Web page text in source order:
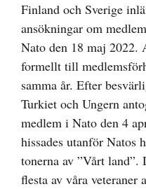
Finland och Sverige
ansökningar om
Nato den 18 maj 2022.
formellt till
samma år. Efter
Turkiet och Ungern
medlem i Nato den 4
hissades utanför
tonerna av ”Vårt land”.
flesta av våra